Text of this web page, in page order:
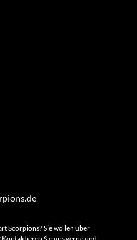
Scorpions? Sie wollen über
Sie uns gerne und